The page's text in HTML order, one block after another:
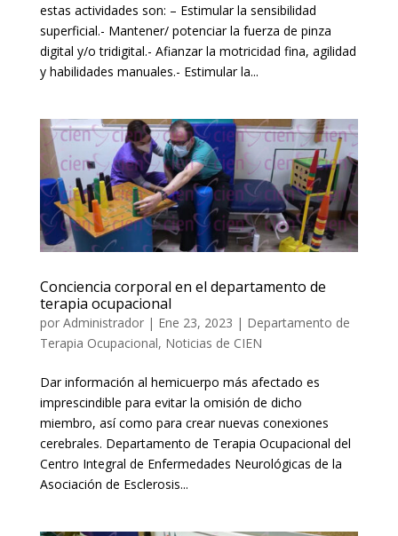
estas actividades son: – Estimular la sensibilidad
superficial.- Mantener/ potenciar la fuerza de pinza
digital y/o tridigital.- Afianzar la motricidad fina, agilidad
y habilidades manuales.- Estimular la...
Conciencia corporal en el departamento de
terapia ocupacional
por Administrador| Ene 23, 2023 | Departamento de
Terapia Ocupacional, Noticias de CIEN
Dar información al hemicuerpo más afectado es
imprescindible para evitar la omisión de dicho
miembro, así como para crear nuevas conexiones
cerebrales. Departamento de Terapia Ocupacional del
Centro Integral de Enfermedades Neurológicas de la
Asociación de Esclerosis...